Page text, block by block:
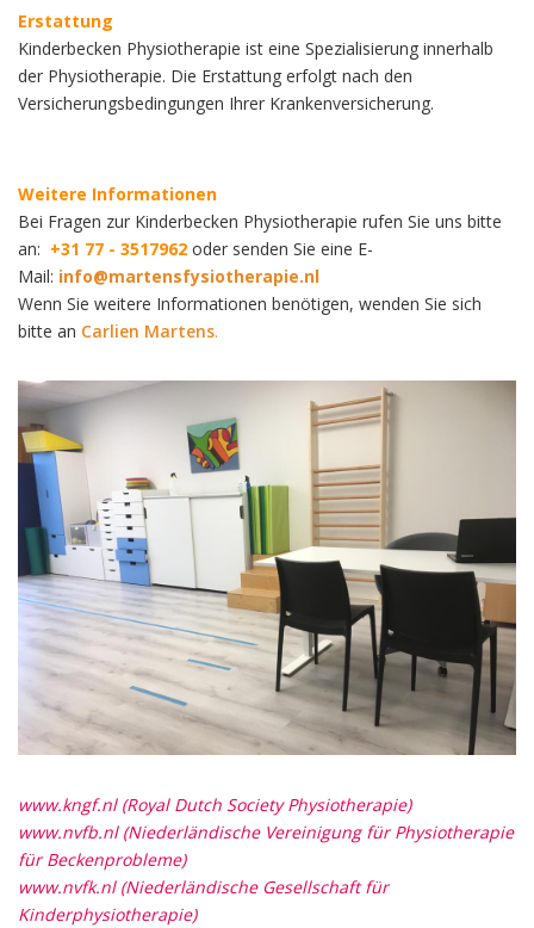
Erstattung
Kinderbecken Physiotherapie ist eine Spezialisierung innerhalb
der Physiotherapie. Die Erstattung erfolgt nach den
Versicherungsbedingungen Ihrer Krankenversicherung.
Weitere Informationen
Bei Fragen zur Kinderbecken Physiotherapie rufen Sie uns bitte
an: +31 77 - 3517962 oder senden Sie eine E-
Mail: info@martensfysiotherapie.nl
Wenn Sie weitere Informationen benötigen, wenden Sie sich
bitte an Carlien Martens.
www.kngf.nl (Royal Dutch Society Physiotherapie)
www.nvfb.nl (Niederländische Vereinigung für Physiotherapie
für Beckenprobleme)
www.nvfk.nl (Niederländische Gesellschaft für
Kinderphysiotherapie)